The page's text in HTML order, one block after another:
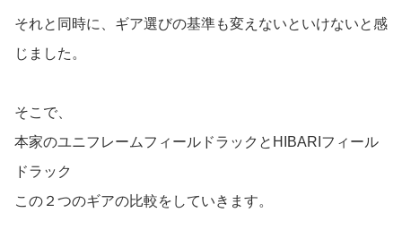
それと同時に、ギア選びの基準も変えないといけないと感
じました。
そこで、
本家のユニフレームフィールドラックとHIBARIフィール
ドラック
この２つのギアの比較をしていきます。